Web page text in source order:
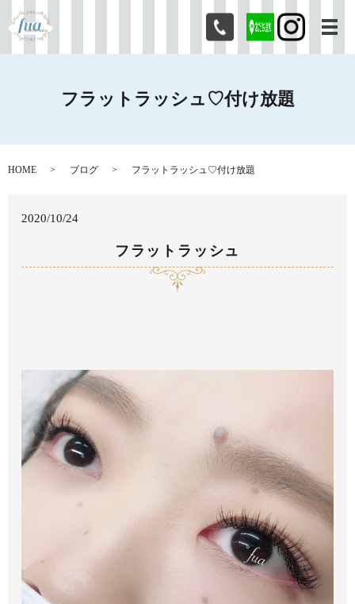
メ
フラットラッシュ♡付け放題
HOME ブログ フラットラッシュ♡付け放題
2020/10/24
フラットラッシュ